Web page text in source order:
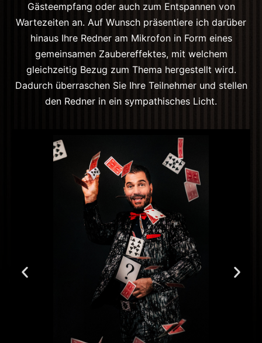
Gästeempfang oder auch zum Entspannen von
Wartezeiten an. Auf Wunsch präsentiere ich darüber
hinaus Ihre Redner am Mikrofon in Form eines
gemeinsamen Zaubereffektes, mit welchem
gleichzeitig Bezug zum Thema hergestellt wird.
Dadurch überraschen Sie Ihre Teilnehmer und stellen
den Redner in ein sympathisches Licht.